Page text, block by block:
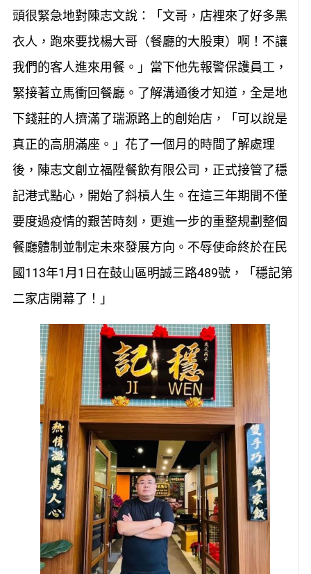
頭很緊急地對陳志文說：「文哥，店裡來了好多黑
衣人，跑來要找楊大哥（餐廳的大股東）啊！不讓
我們的客人進來用餐。」當下他先報警保護員工，
緊接著立馬衝回餐廳。了解溝通後才知道，全是地
下錢莊的人擠滿了瑞源路上的創始店，「可以說是
真正的高朋滿座。」花了一個月的時間了解處理
後，陳志文創立福陞餐飲有限公司，正式接管了穩
記港式點心，開始了斜槓人生。在這三年期間不僅
要度過疫情的艱苦時刻，更進一步的重整規劃整個
餐廳體制並制定未來發展方向。不辱使命終於在民
國113年1月1日在鼓山區明誠三路489號，「穩記第
二家店開幕了！」